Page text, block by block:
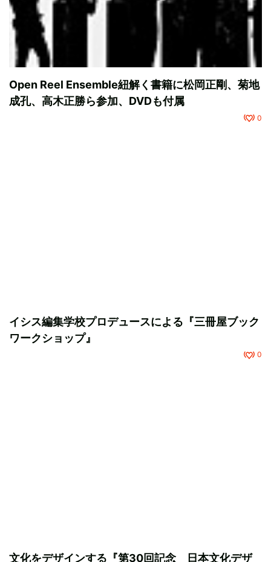
Open Reel Ensemble紐解く書籍に松岡正剛、菊地
成孔、高木正勝ら参加、DVDも付属
0
イシス編集学校プロデュースによる『三冊屋ブック
ワークショップ』
0
文化をデザインする『第30回記念 日本文化デザ